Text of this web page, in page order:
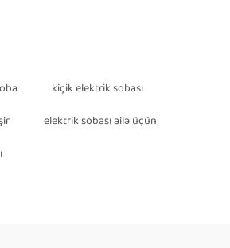
kiçik elektrik sobası
elektrik sobası ailə üçün